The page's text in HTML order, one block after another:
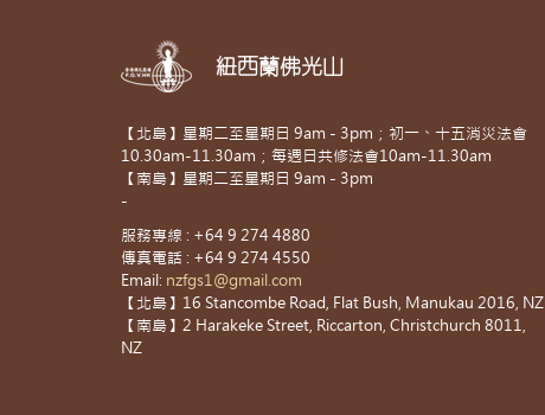
紐西蘭佛光山
【北島】星期二至星期日 9am - 3pm；初一、十五消災法會
10.30am-11.30am；每週日共修法會10am-11.30am
【南島】星期二至星期日 9am - 3pm
-
服務專線 : +64 9 274 4880
傳真電話 : +64 9 274 4550
Email: nzfgs1@gmail.com
【北島】16 Stancombe Road, Flat Bush, Manukau 2016, NZ
【南島】2 Harakeke Street, Riccarton, Christchurch 8011,
NZ